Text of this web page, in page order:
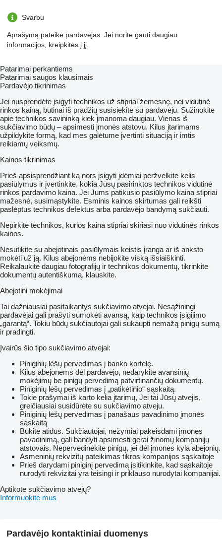
Svarbu
Aprašymą pateikė pardavėjas. Jei norite gauti daugiau
informacijos, kreipkitės į jį.
Patarimai perkantiems
Patarimai saugos klausimais
Pardavėjo tikrinimas
Jei nusprendėte įsigyti technikos už stipriai žemesnę, nei vidutinė
rinkos kainą, būtinai iš pradžių susisiekite su pardavėju. Sužinokite
apie technikos savininką kiek įmanoma daugiau. Vienas iš
sukčiavimo būdų – apsimesti įmonės atstovu. Kilus įtarimams
užpildykite formą, kad mes galėtume įvertinti situaciją ir imtis
reikiamų veiksmų.
Kainos tikrinimas
Prieš apsisprendžiant ką nors įsigyti įdėmiai peržvelkite kelis
pasiūlymus ir įvertinkite, kokia Jūsų pasirinktos technikos vidutinė
rinkos pardavimo kaina. Jei Jums patikusio pasiūlymo kaina stipriai
mažesnė, susimąstykite. Esminis kainos skirtumas gali reikšti
paslėptus technikos defektus arba pardavėjo bandymą sukčiauti.
Nepirkite technikos, kurios kaina stipriai skiriasi nuo vidutinės rinkos
kainos.
Nesutikite su abejotinais pasiūlymais keistis įranga ar iš anksto
mokėti už ją. Kilus abejonėms nebijokite viską išsiaiškinti.
Reikalaukite daugiau fotografijų ir technikos dokumentų, tikrinkite
dokumentų autentiškumą, klauskite.
Abejotini mokėjimai
Tai dažniausiai pasitaikantys sukčiavimo atvejai. Nesąžiningi
pardavėjai gali prašyti sumokėti avansą, kaip technikos įsigijimo
„garantą“. Tokiu būdų sukčiautojai gali sukaupti nemažą pinigų sumą
ir pradingti.
Įvairūs šio tipo sukčiavimo atvejai:
Piniginių lėšų pervedimas į banko kortelę.
Kilus abejonėms dėl pardavėjo, nedarykite avansinių
mokėjimų be pinigų pervedimą patvirtinančių dokumentų.
Piniginių lėšų pervedimas į „patikėtinio“ sąskaitą.
Tokie prašymai iš karto kelia įtarimų, Jei tai Jūsų atvejis,
greičiausiai susidūrėte su sukčiavimo atveju.
Piniginių lėšų pervedimas į panašaus pavadinimo įmonės
sąskaitą
Būkite atidūs. Sukčiautojai, nežymiai pakeisdami įmonės
pavadinimą, gali bandyti apsimesti gerai žinomų kompanijų
atstovais. Nepervedinėkite pinigų, jei dėl įmonės kyla abejonių.
Asmeninių rekvizitų pateikimas tikros kompanijos sąskaitoje
Prieš darydami piniginį pervedimą įsitikinkite, kad sąskaitoje
nurodyti rekvizitai yra teisingi ir priklauso nurodytai kompanijai.
Aptikote sukčiavimo atvejų?
Informuokite mus
Pardavėjo kontaktiniai duomenys